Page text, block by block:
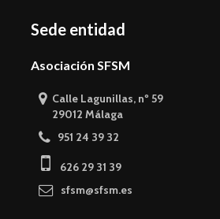
Sede entidad
Asociación SFSM
Calle Lagunillas, nº 59
29012 Málaga
951 24 39 32
626 29 31 39
sfsm@sfsm.es